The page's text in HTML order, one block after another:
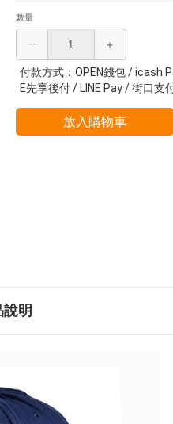
數量
– ＋
付款方式：OPEN錢包 / icash
E先享後付 / LINE Pay / 街口支
放入購物車
明